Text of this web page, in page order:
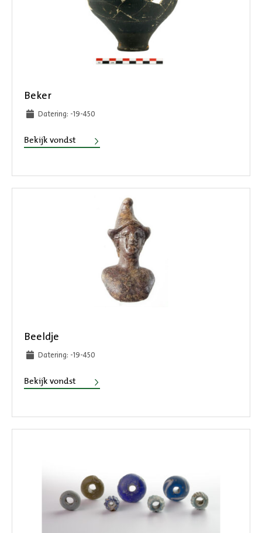
Beker
Datering: -19-450
Bekijk vondst Beker
Beeldje
Datering: -19-450
Bekijk vondst Beeldje